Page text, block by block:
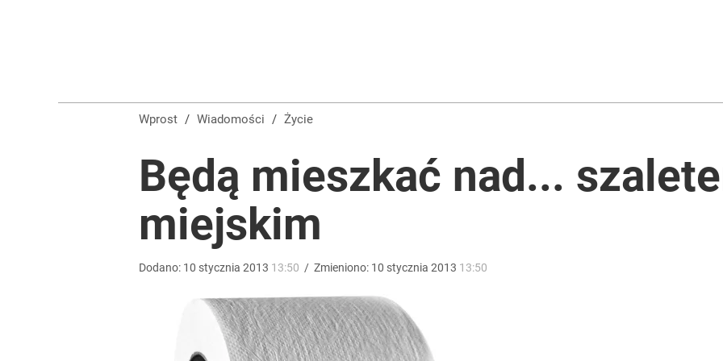
Wrze po roku Nawrockiego. „Największa hańba” kontra „Cała Europa nam go zazdrości”
Dlaczego Andrzej Duda się nie udziela? Były minister ujawnił powód
Wprost / Wiadomości / Życie
Będą mieszkać nad...
miejskim
Dodano: 10 stycznia 2013 13:50 / Zmieniono: 10 stycznia 2013 13:50